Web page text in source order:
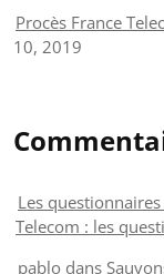
Procès France
10, 2019
Les
Telecom : les
pablo dans